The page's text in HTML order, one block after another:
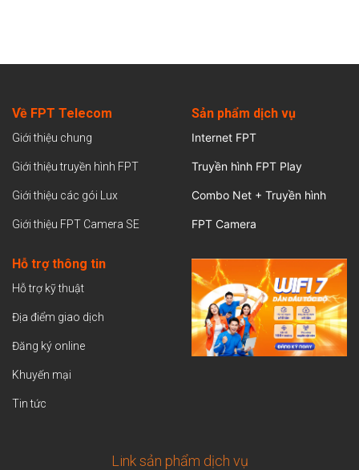
Về FPT Telecom
Giới thiệu chung
Giới thiệu truyền hình FPT
Giới thiệu các gói Lux
Giới thiệu FPT Camera SE
Sản phẩm dịch vụ
Internet FPT
Truyền hình FPT Play
Combo Net + Truyền hình
FPT Camera
Hỗ trợ thông tin
Hỗ trợ kỹ thuật
Địa điểm giao dịch
Đăng ký online
Khuyến mại
Tin tức
Link sản phẩm dịch vụ